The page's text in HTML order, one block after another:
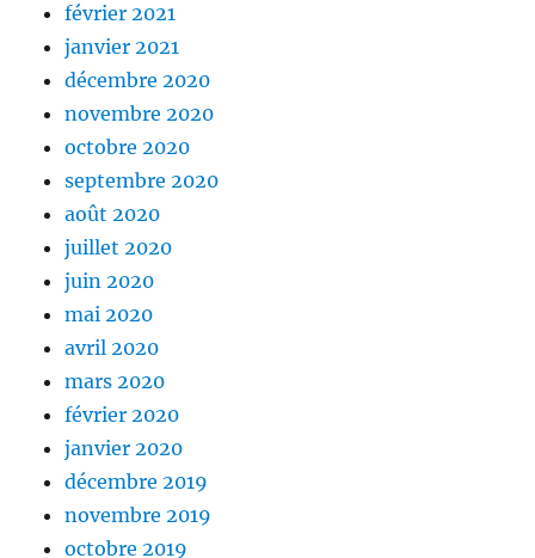
février 2021
janvier 2021
décembre 2020
novembre 2020
octobre 2020
septembre 2020
août 2020
juillet 2020
juin 2020
mai 2020
avril 2020
mars 2020
février 2020
janvier 2020
décembre 2019
novembre 2019
octobre 2019